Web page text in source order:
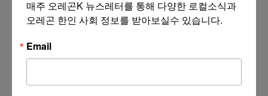
매주 오레곤K 뉴스레터를 통해 다양한 로컬소식과
오레곤 한인 사회 정보를 받아보실수 있습니다.
Email